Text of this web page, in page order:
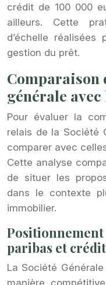
crédit de 100 000
ailleurs. Cette
d’échelle
gestion du prêt.
Comparaison
générale
Pour évaluer la
relais de la Société
comparer avec
Cette analyse
de situer les
dans le contexte
immobilier.
Positionnement
paribas et
La Société
manière